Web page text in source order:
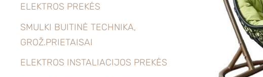
ELEKTROS PREKĖS
SMULKI BUITINĖ TECHNIKA,
GROŽ.PRIETAISAI
ELEKTROS INSTALIACIJOS PREKĖS